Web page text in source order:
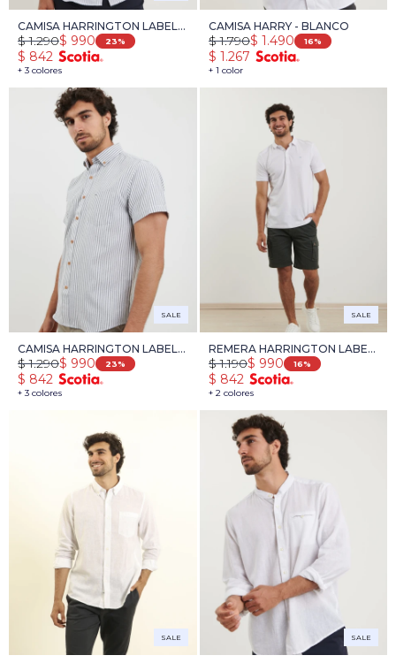
CAMISA HARRINGTON LABEL -
BLANCO/GRIS
+ 3 colores
$ 990
$ 1.290 23
$ 842
CAMISA HARRY - BLANCO
+ 1 color
$ 1.490
$ 1.790 16
$ 1.267
SALE
CAMISA HARRINGTON LABEL -
BLANCO/VERDE
+ 3 colores
$ 990
$ 1.290 23
$ 842
SALE
REMERA HARRINGTON LABEL
- BLANCO
+ 2 colores
$ 990
$ 1.190 16
$ 842
SALE SALE